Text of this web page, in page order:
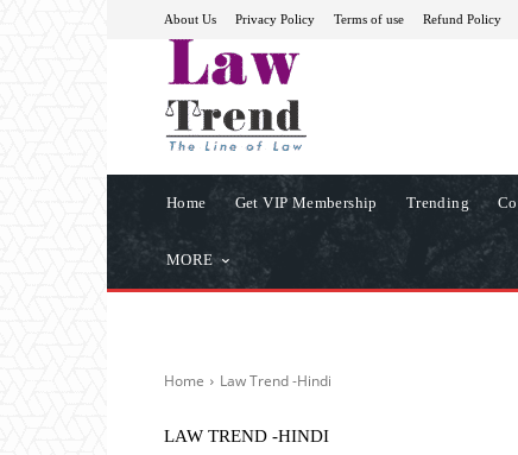
About Us Privacy Policy Terms of use Refund Policy
Home Get VIP Membership Trending
MORE
Home Law Trend -Hindi
LAW TREND -HINDI